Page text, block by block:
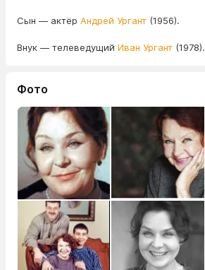
Сын — актёр Андрей Ургант (1956).
Внук — телеведущий Иван Ургант (1978).
Фото